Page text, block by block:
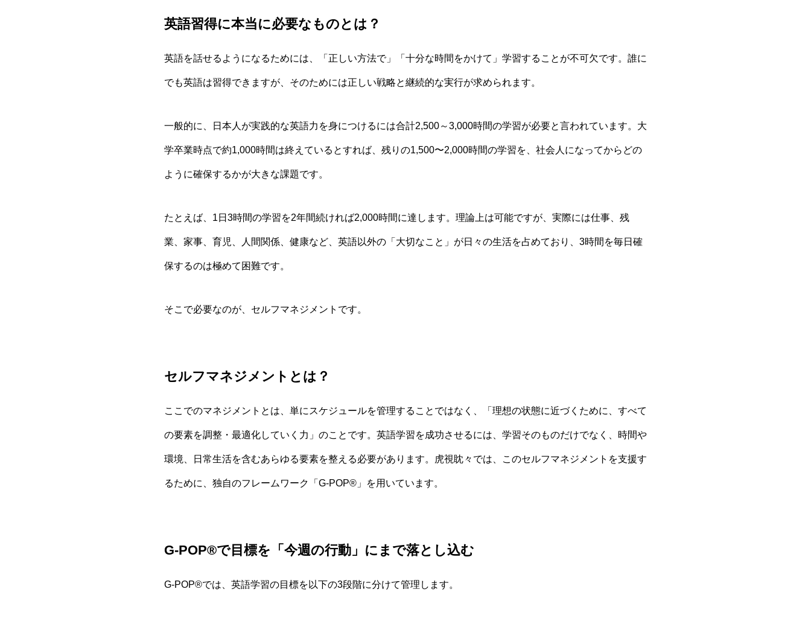
英語習得に本当に必要なものとは？
英語を話せるようになるためには、「正しい方法で」「十分な時間をかけて」学習することが不可欠です。誰に
でも英語は習得できますが、そのためには正しい戦略と継続的な実行が求められます。
一般的に、日本人が実践的な英語力を身につけるには合計2,500～3,000時間の学習が必要と言われています。大
学卒業時点で約1,000時間は終えているとすれば、残りの1,500〜2,000時間の学習を、社会人になってからどの
ように確保するかが大きな課題です。
たとえば、1日3時間の学習を2年間続ければ2,000時間に達します。理論上は可能ですが、実際には仕事、残
業、家事、育児、人間関係、健康など、英語以外の「大切なこと」が日々の生活を占めており、3時間を毎日確
保するのは極めて困難です。
そこで必要なのが、セルフマネジメントです。
セルフマネジメントとは？
ここでのマネジメントとは、単にスケジュールを管理することではなく、「理想の状態に近づくために、すべて
の要素を調整・最適化していく力」のことです。英語学習を成功させるには、学習そのものだけでなく、時間や
環境、日常生活を含むあらゆる要素を整える必要があります。虎視眈々では、このセルフマネジメントを支援す
るために、独自のフレームワーク「G-POP®」を用いています。
G-POP®で目標を「今週の行動」にまで落とし込む
G-POP®では、英語学習の目標を以下の3段階に分けて管理します。